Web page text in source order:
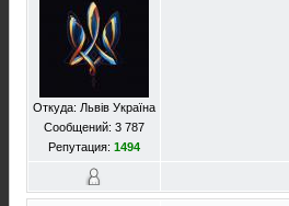
Откуда: Львів Україна
Сообщений: 3 787
Репутация: 1494